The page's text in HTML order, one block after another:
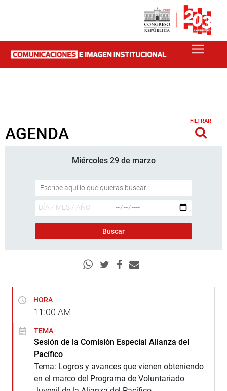
AGENDA
FILTRAR
Miércoles 29 de marzo
HORA
11:00 AM
TEMA
Sesión de la Comisión Especial Alianza del
Pacífico
Tema: Logros y avances que vienen obteniendo
en el marco del Programa de Voluntariado